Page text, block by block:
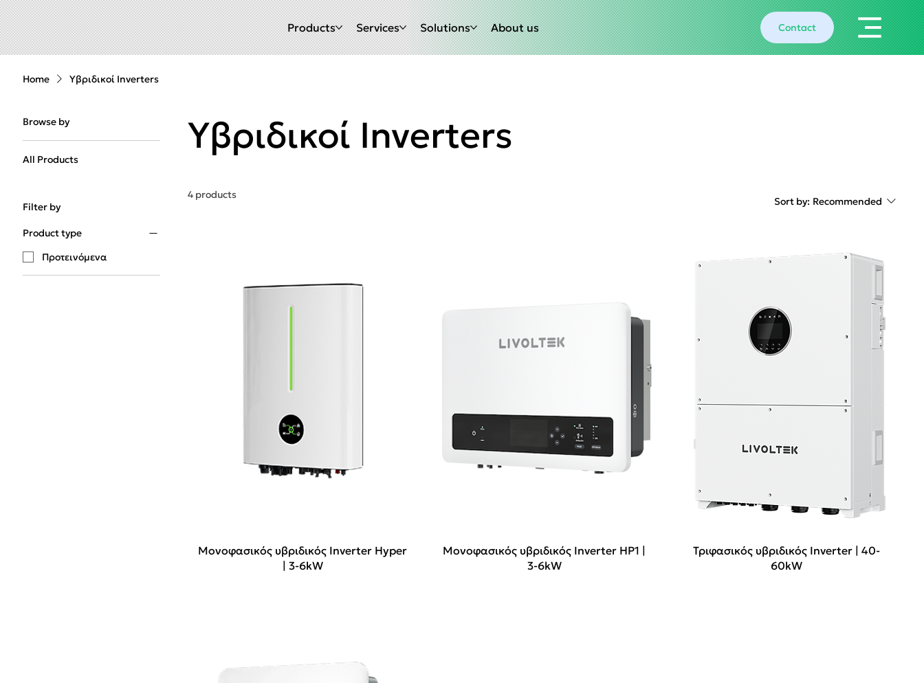
Products Services Solutions About us Contact
Home Υβριδικοί Inverters
Browse by
All Products
Filter by
Product type
Προτεινόμενα
Υβριδικοί Inverters
4 products
Sort by: Recommended
Μονοφασικός υβριδικός Inverter Hyper
| 3-6kW
Μονοφασικός υβριδικός Inverter HP1 |
3-6kW
Τριφασικός υβριδικός Inverter | 40-
60kW